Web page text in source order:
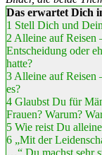
Das erwartet Dich
1 Stell Dich und
2 Alleine auf Reisen
Entscheidung oder
hatte?
3 Alleine auf Reisen
es?
4 Glaubst Du für
Frauen? Warum?
5 Wie reist Du
6 „Mit der
…“ Du machst sehr